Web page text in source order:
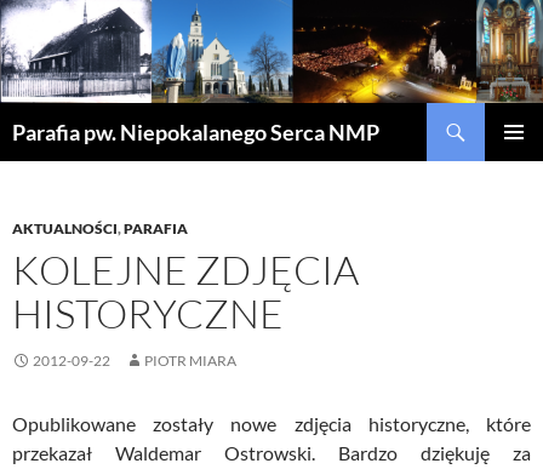
Parafia pw. Niepokalanego Serca NMP
AKTUALNOŚCI,PARAFIA
KOLEJNE ZDJĘCIA
HISTORYCZNE
2012-09-22 PIOTR MIARA
Opublikowane zostały nowe zdjęcia historyczne, które
przekazał Waldemar Ostrowski. Bardzo dziękuję za